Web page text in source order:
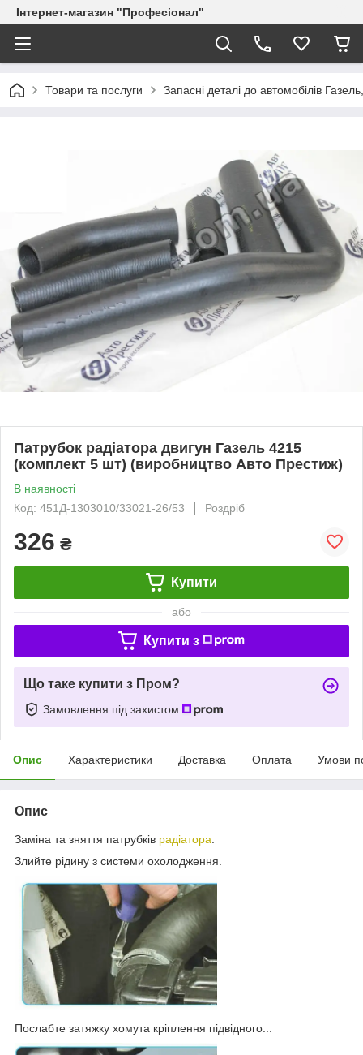
Інтернет-магазин "Професіонал"
Товари та послуги Запасні деталі до автомобілів
Патрубок радіатора двигун Газель 4215
(комплект 5 шт) (виробництво Авто Престиж)
В наявності
Код: 451Д-1303010/33021-26/53
Роздріб
326 ₴
Купити
або
Купити з
Що таке купити з Пром?
Замовлення під захистом
Опис Характеристики Доставка Оплата Умови
Опис
Заміна та зняття патрубків радіатора
Злийте рідину з системи охолодження.
Послабте затяжку хомута кріплення підвідного...